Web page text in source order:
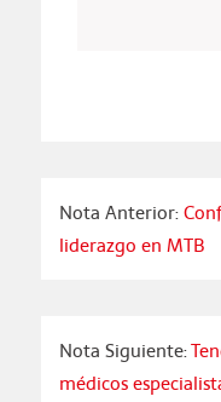
Nota Anterior:
liderazgo en MTB
Nota Siguiente:
médicos